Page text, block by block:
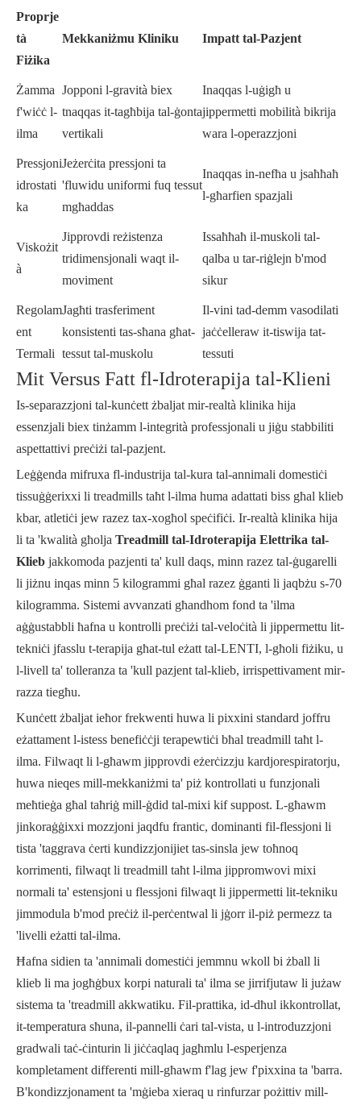
Proprje
tà
Fiżika
Mekkaniżmu Kliniku Impatt tal-Pazjent
Żamma
f'wiċċ l-
ilma
Jopponi l-gravità biex
tnaqqas it-tagħbija tal-ġonta
vertikali
Inaqqas l-uġigħ u
jippermetti mobilità bikrija
wara l-operazzjoni
Pressjoni
idrostati
ka
Jeżerċita pressjoni ta
'fluwidu uniformi fuq tessut
mgħaddas
Inaqqas in-nefħa u jsaħħaħ
l-għarfien spazjali
Viskożit
à
Jipprovdi reżistenza
tridimensjonali waqt il-
moviment
Issaħħaħ il-muskoli tal-
qalba u tar-riġlejn b'mod
sikur
Regolam
ent
Termali
Jagħti trasferiment
konsistenti tas-sħana għat-
tessut tal-muskolu
Il-vini tad-demm vasodilati
jaċċelleraw it-tiswija tat-
tessuti
Mit Versus Fatt fl-Idroterapija tal-Klieni
Is-separazzjoni tal-kunċett żbaljat mir-realtà klinika hija
essenzjali biex tinżamm l-integrità professjonali u jiġu stabbiliti
aspettattivi preċiżi tal-pazjent.
Leġġenda mifruxa fl-industrija tal-kura tal-annimali domestiċi
tissuġġerixxi li treadmills taħt l-ilma huma adattati biss għal klieb
kbar, atletiċi jew razez tax-xogħol speċifiċi. Ir-realtà klinika hija
li ta 'kwalità għolja Treadmill tal-Idroterapija Elettrika tal-
Klieb jakkomoda pazjenti ta' kull daqs, minn razez tal-ġugarelli
li jiżnu inqas minn 5 kilogrammi għal razez ġganti li jaqbżu s-70
kilogramma. Sistemi avvanzati għandhom fond ta 'ilma
aġġustabbli ħafna u kontrolli preċiżi tal-veloċità li jippermettu lit-
tekniċi jfasslu t-terapija għat-tul eżatt tal-LENTI, l-għoli fiżiku, u
l-livell ta' tolleranza ta 'kull pazjent tal-klieb, irrispettivament mir-
razza tiegħu.
Kunċett żbaljat ieħor frekwenti huwa li pixxini standard joffru
eżattament l-istess benefiċċji terapewtiċi bħal treadmill taħt l-
ilma. Filwaqt li l-għawm jipprovdi eżerċizzju kardjorespiratorju,
huwa nieqes mill-mekkaniżmi ta' piż kontrollati u funzjonali
meħtieġa għal taħriġ mill-ġdid tal-mixi kif suppost. L-għawm
jinkoraġġixxi mozzjoni jaqdfu frantic, dominanti fil-flessjoni li
tista 'taggrava ċerti kundizzjonijiet tas-sinsla jew toħnoq
korrimenti, filwaqt li treadmill taħt l-ilma jippromwovi mixi
normali ta' estensjoni u flessjoni filwaqt li jippermetti lit-tekniku
jimmodula b'mod preċiż il-perċentwal li jġorr il-piż permezz ta
'livelli eżatti tal-ilma.
Ħafna sidien ta 'annimali domestiċi jemmnu wkoll bi żball li
klieb li ma jogħġbux korpi naturali ta' ilma se jirrifjutaw li jużaw
sistema ta 'treadmill akkwatiku. Fil-prattika, id-dħul ikkontrollat,
it-temperatura sħuna, il-pannelli ċari tal-vista, u l-introduzzjoni
gradwali taċ-ċinturin li jiċċaqlaq jagħmlu l-esperjenza
kompletament differenti mill-għawm f'lag jew f'pixxina ta 'barra.
B'kondizzjonament ta 'mġieba xieraq u rinfurzar pożittiv mill-